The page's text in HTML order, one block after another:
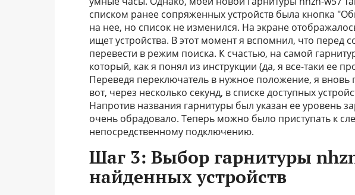
списком ранее сопряженных устройств была кнопка
на нее, но список не изменился. На экране
ищет устройства. В этот момент я вспомнил, что перед
перевести в режим поиска. К счастью, на самой
который, как я понял из инструкции (да, я все-таки ее
Переведя переключатель в нужное положение, я вновь
вот, через несколько секунд, в списке доступных
Напротив названия гарнитуры был указан ее уровень
очень обрадовало. Теперь можно было приступать к
непосредственному подключению.
Шаг 3: Выбор гарнитуры
найденных устройств